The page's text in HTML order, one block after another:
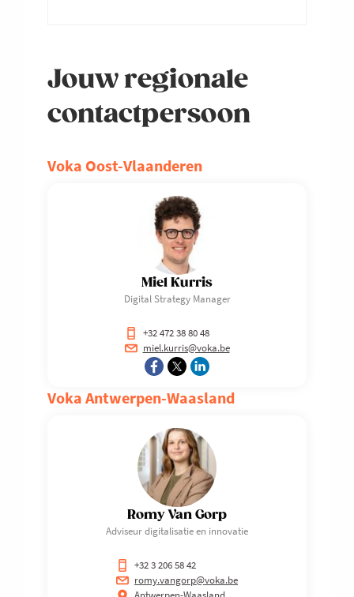
Jouw regionale
contactpersoon
Voka Oost-Vlaanderen
Miel Kurris
Digital Strategy Manager
+32 472 38 80 48
miel.kurris@voka.be
Voka Antwerpen-Waasland
Romy Van Gorp
Adviseur digitalisatie en innovatie
+32 3 206 58 42
romy.vangorp@voka.be